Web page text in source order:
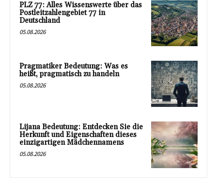
PLZ 77: Alles Wissenswerte über das
Postleitzahlengebiet 77 in
Deutschland
05.08.2026
Pragmatiker Bedeutung: Was es
heißt, pragmatisch zu handeln
05.08.2026
Lijana Bedeutung: Entdecken Sie die
Herkunft und Eigenschaften dieses
einzigartigen Mädchennamens
05.08.2026